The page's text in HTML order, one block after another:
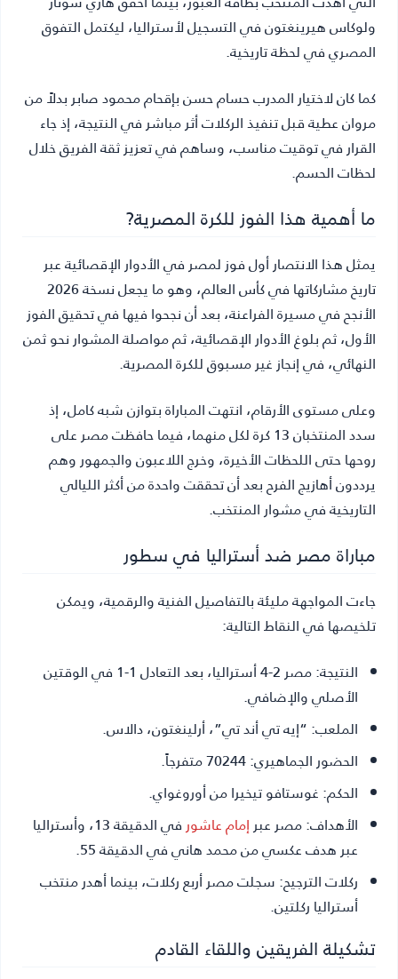
ولوكاس هيرينغتون في التسجيل لأستراليا، ليكتمل التفوق
المصري في لحظة تاريخية.
كما كان لاختيار المدرب حسام حسن بإقحام محمود صابر بدلاً من
مروان عطية قبل تنفيذ الركلات أثر مباشر في النتيجة، إذ جاء
القرار في توقيت مناسب، وساهم في تعزيز ثقة الفريق خلال
لحظات الحسم.
ما أهمية هذا الفوز للكرة المصرية?
يمثل هذا الانتصار أول فوز لمصر في الأدوار الإقصائية عبر
تاريخ مشاركاتها في كأس العالم، وهو ما يجعل نسخة 2026
الأنجح في مسيرة الفراعنة، بعد أن نجحوا فيها في تحقيق الفوز
الأول، ثم بلوغ الأدوار الإقصائية، ثم مواصلة المشوار نحو ثمن
النهائي، في إنجاز غير مسبوق للكرة المصرية.
وعلى مستوى الأرقام، انتهت المباراة بتوازن شبه كامل، إذ
سدد المنتخبان 13 كرة لكل منهما، فيما حافظت مصر على
روحها حتى اللحظات الأخيرة، وخرج اللاعبون والجمهور وهم
يرددون أهازيج الفرح بعد أن تحققت واحدة من أكثر الليالي
التاريخية في مشوار المنتخب.
مباراة مصر ضد أستراليا في سطور
جاءت المواجهة مليئة بالتفاصيل الفنية والرقمية، ويمكن
تلخيصها في النقاط التالية:
النتيجة:
مصر 2-4 أستراليا، بعد التعادل 1-1 في الوقتين
الأصلي والإضافي.
الملعب:“إيه تي أند تي”، أرلينغتون، دالاس.
الحضور الجماهيري:
الحكم:غوستافو تيخيرا من أوروغواي.
الأهداف:مصر عبرإمام عاشور
في الدقيقة 13، وأستراليا
عبر هدف عكسي من محمد هاني في الدقيقة 55.
ركلات الترجيح:سجلت مصر أربع ركلات، بينما أهدر منتخب
أستراليا ركلتين.
تشكيلة الفريقين واللقاء القادم